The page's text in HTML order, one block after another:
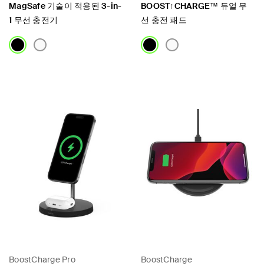
MagSafe 기술이 적용된 3-in-
1 무선 충전기
BOOST↑CHARGE™ 듀얼 무
선 충전 패드
BoostCharge Pro
BoostCharge